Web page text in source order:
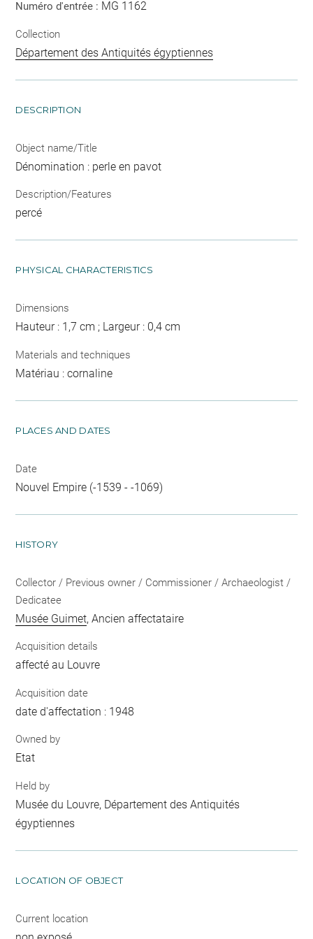
Numéro d'entrée : MG 1162
Collection
Département des Antiquités égyptiennes
DESCRIPTION
Object name/Title
Dénomination : perle en pavot
Description/Features
percé
PHYSICAL CHARACTERISTICS
Dimensions
Hauteur : 1,7 cm ; Largeur : 0,4 cm
Materials and techniques
Matériau : cornaline
PLACES AND DATES
Date
Nouvel Empire (-1539 - -1069)
HISTORY
Collector / Previous owner / Commissioner / Archaeologist /
Dedicatee
Musée Guimet, Ancien affectataire
Acquisition details
affecté au Louvre
Acquisition date
date d'affectation : 1948
Owned by
Etat
Held by
Musée du Louvre, Département des Antiquités
égyptiennes
LOCATION OF OBJECT
Current location